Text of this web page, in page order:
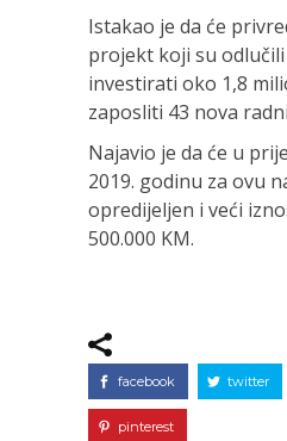
Istakao je da će
projekt koji su
investirati oko 1,8
zaposliti 43 nova
Najavio je da će u
2019. godinu za ovu
opredijeljen i veći
500.000 KM.
facebook twitter
pinterest